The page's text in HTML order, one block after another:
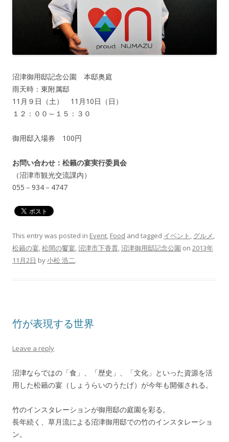
沼津御用邸記念公園 本邸奥庭
雨天時：東附属邸
11月９日（土） 11月10日（日）
１２：００～１５：３０
御用邸入場券 100円
お問い合わせ：松籟の宴実行委員会
（沼津市観光交流課内）
055－934－4747
This entry was posted in Event, Food and tagged イベント , グルメ,
松籟の宴,松間の饗宴,沼津市下香貫,沼津御用邸記念公園 on 2013年
11月2日 by小松 浩二.
竹が表現する世界
Leave a reply
沼津ならではの「食」、「歴史」、「文化」といった資源を活
用した松籟の宴（しょうらいのうたげ）が今年も開催される。
竹のインスタレーションが御用邸の庭園を彩る。
長年続く、草月流による沼津御用邸での竹のインスタレーショ
ン。